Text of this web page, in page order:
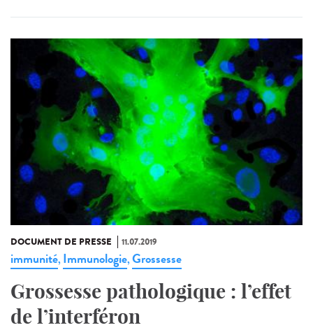
DOCUMENT DE PRESSE 11.07.2019
immunité, Immunologie,Grossesse
Grossesse pathologique : l’effet
de l’interféron